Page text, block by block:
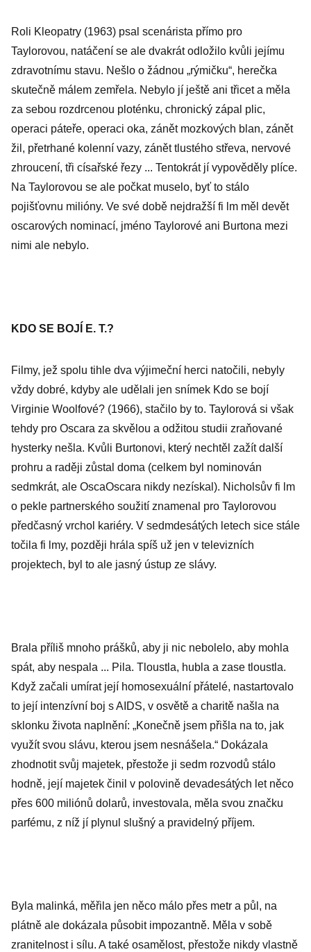
Roli Kleopatry (1963) psal scenárista přímo pro
Taylorovou, natáčení se ale dvakrát odložilo kvůli jejímu
zdravotnímu stavu. Nešlo o žádnou „rýmičku“, herečka
skutečně málem zemřela. Nebylo jí ještě ani třicet a měla
za sebou rozdrcenou ploténku, chronický zápal plic,
operaci páteře, operaci oka, zánět mozkových blan, zánět
žil, přetrhané kolenní vazy, zánět tlustého střeva, nervové
zhroucení, tři císařské řezy ... Tentokrát jí vypověděly plíce.
Na Taylorovou se ale počkat muselo, byť to stálo
pojišťovnu milióny. Ve své době nejdražší fi lm měl devět
oscarových nominací, jméno Taylorové ani Burtona mezi
nimi ale nebylo.
KDO SE BOJÍ E. T.?
Filmy, jež spolu tihle dva výjimeční herci natočili, nebyly
vždy dobré, kdyby ale udělali jen snímek Kdo se bojí
Virginie Woolfové? (1966), stačilo by to. Taylorová si však
tehdy pro Oscara za skvělou a odžitou studii zraňované
hysterky nešla. Kvůli Burtonovi, který nechtěl zažít další
prohru a raději zůstal doma (celkem byl nominován
sedmkrát, ale OscaOscara nikdy nezískal). Nicholsův fi lm
o pekle partnerského soužití znamenal pro Taylorovou
předčasný vrchol kariéry. V sedmdesátých letech sice stále
točila fi lmy, později hrála spíš už jen v televizních
projektech, byl to ale jasný ústup ze slávy.
Brala příliš mnoho prášků, aby ji nic nebolelo, aby mohla
spát, aby nespala ... Pila. Tloustla, hubla a zase tloustla.
Když začali umírat její homosexuální přátelé, nastartovalo
to její intenzívní boj s AIDS, v osvětě a charitě našla na
sklonku života naplnění: „Konečně jsem přišla na to, jak
využít svou slávu, kterou jsem nesnášela.“ Dokázala
zhodnotit svůj majetek, přestože ji sedm rozvodů stálo
hodně, její majetek činil v polovině devadesátých let něco
přes 600 miliónů dolarů, investovala, měla svou značku
parfému, z níž jí plynul slušný a pravidelný příjem.
Byla malinká, měřila jen něco málo přes metr a půl, na
plátně ale dokázala působit impozantně. Měla v sobě
zranitelnost i sílu. A také osamělost, přestože nikdy vlastně